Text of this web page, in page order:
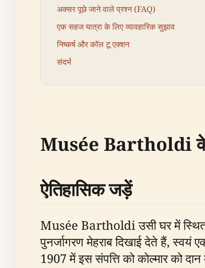
अक्सर पूछे जाने वाले प्रश्न (FAQ)
एक सहज यात्रा के लिए व्यावहारिक सुझाव
निष्कर्ष और कॉल टू एक्शन
संदर्भ
Musée Bartholdi के
ऐतिहासिक जड़ें
Musée Bartholdi उसी घर में स्थित है
पुनर्जागरण मेहराब दिखाई देते हैं, स्वयं
1907 में इस संपत्ति को कोल्मार को